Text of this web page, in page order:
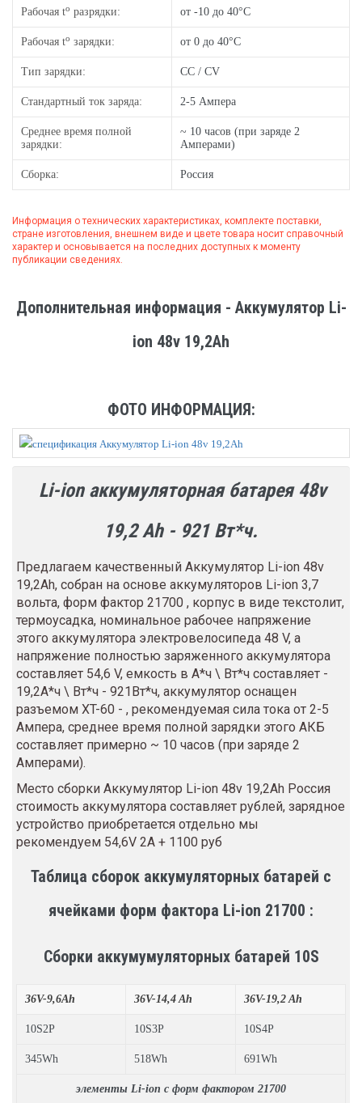
Рабочая to разрядки: от -10 до 40°C
Рабочая to зарядки: от 0 до 40°C
Тип зарядки: CC / CV
Стандартный ток заряда: 2-5 Ампера
Среднее время полной
зарядки:
~ 10 часов (при заряде 2
Амперами)
Сборка: Россия
Информация о технических характеристиках, комплекте поставки,
стране изготовления, внешнем виде и цвете товара носит справочный
характер и основывается на последних доступных к моменту
публикации сведениях.
Дополнительная информация - Аккумулятор Li-
ion 48v 19,2Ah
ФОТО ИНФОРМАЦИЯ:
Li-ion аккумуляторная батарея 48v
19,2 Ah - 921 Вт*ч.
Предлагаем качественный Аккумулятор Li-ion 48v
19,2Ah, собран на основе аккумуляторов Li-ion 3,7
вольта, форм фактор 21700 , корпус в виде текстолит,
термоусадка, номинальное рабочее напряжение
этого аккумулятора электровелосипеда 48 V, а
напряжение полностью заряженного аккумулятора
составляет 54,6 V, емкость в А*ч \ Вт*ч составляет -
19,2А*ч \ Вт*ч - 921Вт*ч, аккумулятор оснащен
разъемом XT-60 - , рекомендуемая сила тока от 2-5
Ампера, среднее время полной зарядки этого АКБ
составляет примерно ~ 10 часов (при заряде 2
Амперами).
Место сборки Аккумулятор Li-ion 48v 19,2Ah Россия
стоимость аккумулятора составляет рублей, зарядное
устройство приобретается отдельно мы
рекомендуем 54,6V 2А + 1100 руб
Таблица сборок аккумуляторных батарей с
ячейками форм фактора Li-ion 21700 :
Сборки аккумумуляторных батарей 10S
36V-9,6Ah 36V-14,4 Ah 36V-19,2 Ah
10S2P 10S3P 10S4P
345Wh 518Wh 691Wh
элементы Li-ion с форм фактором 21700